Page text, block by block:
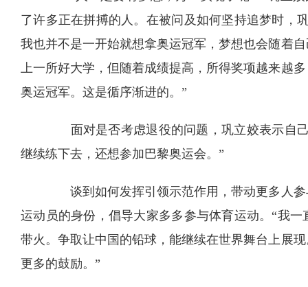
了许多正在拼搏的人。在被问及如何坚持追梦时，
我也并不是一开始就想拿奥运冠军，梦想也会随着
上一所好大学，但随着成绩提高，所得奖项越来越
奥运冠军。这是循序渐进的。”
面对是否考虑退役的问题，巩立姣表示自己
继续练下去，还想参加巴黎奥运会。”
谈到如何发挥引领示范作用，带动更多人参
运动员的身份，倡导大家多多参与体育运动。“我
带火。争取让中国的铅球，能继续在世界舞台上展
更多的鼓励。”